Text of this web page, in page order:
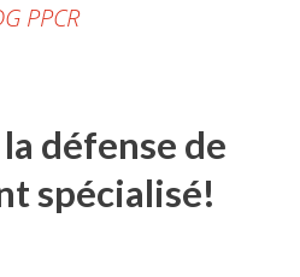
PPCR
défense de
spécialisé!